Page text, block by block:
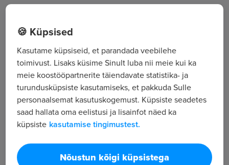
Kuivastu mnt 41, Saare maakond, Saaremaa vald
Kõik tööpakkumised
Tööpakkuja tutvustus
4
Töötajate arv
1 113
Vaatamised
🍪 Küpsised
Kasutame küpsiseid, et parandada veebilehe
toimivust. Lisaks küsime Sinult luba nii meie kui ka
meie koostööpartnerite täiendavate statistika- ja
turundusküpsiste kasutamiseks, et pakkuda Sulle
personaalsemat kasutuskogemust. Küpsiste seadetes
saad hallata oma eelistusi ja lisainfot näed ka
küpsiste kasutamise tingimustest.
Nõustun kõigi küpsistega